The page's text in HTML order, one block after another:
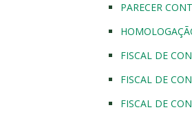
PARECER
FISCAL DE
FISCAL DE
FISCAL DE